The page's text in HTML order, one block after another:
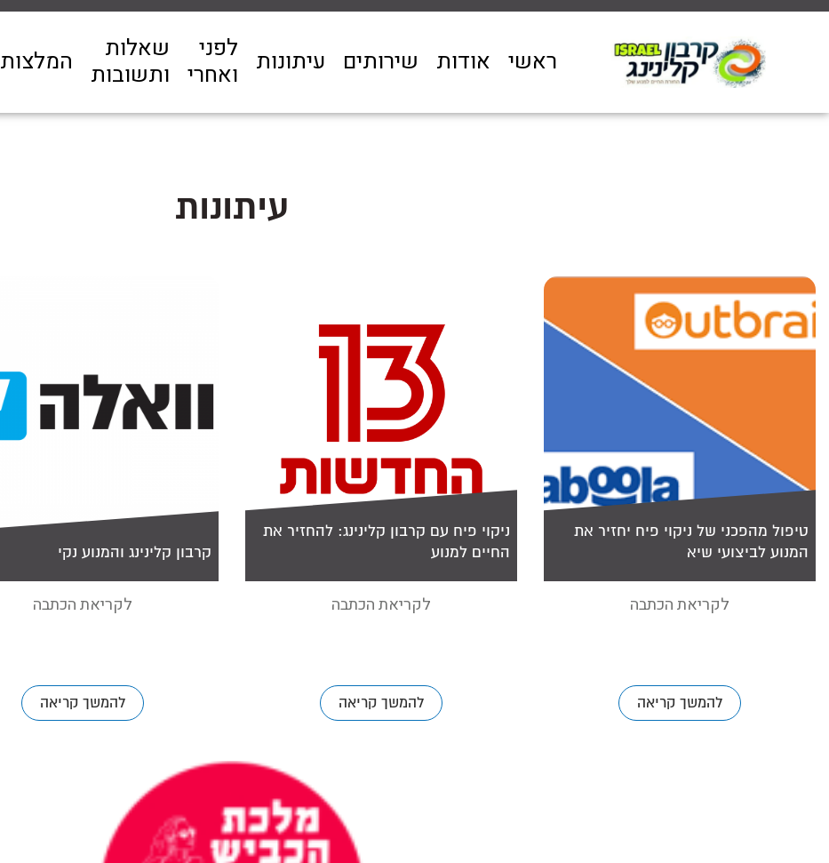
ראשי אודות שירותים עיתונות לפני
ואחרי
שאלות
ותשובות
המלצות
עיתונות
טיפול מהפכני של ניקוי פיח יחזיר את
המנוע לביצועי שיא
לקריאת הכתבה
להמשך קריאה
ניקוי פיח עם קרבון קלינינג: להחזיר את
החיים למנוע
לקריאת הכתבה
להמשך קריאה
קרבון קלינינג והמנוע נקי
לקריאת הכתבה
להמשך קריאה